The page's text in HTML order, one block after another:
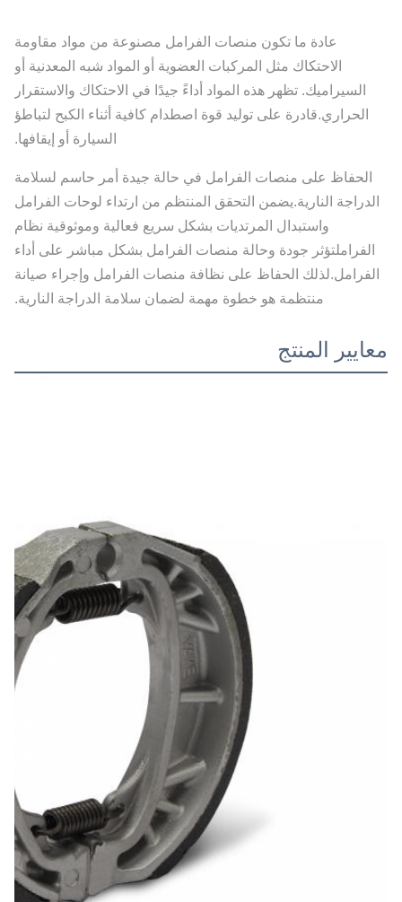
عادة ما تكون منصات الفرامل مصنوعة من مواد مقاومة
الاحتكاك مثل المركبات العضوية أو المواد شبه المعدنية أو
السيراميك. تظهر هذه المواد أداءً جيدًا في الاحتكاك والاستقرار
الحراري.قادرة على توليد قوة اصطدام كافية أثناء الكبح لتباطؤ
السيارة أو إيقافها.
الحفاظ على منصات الفرامل في حالة جيدة أمر حاسم لسلامة
الدراجة النارية.يضمن التحقق المنتظم من ارتداء لوحات الفرامل
واستبدال المرتديات بشكل سريع فعالية وموثوقية نظام
الفراملتؤثر جودة وحالة منصات الفرامل بشكل مباشر على أداء
الفرامل.لذلك الحفاظ على نظافة منصات الفرامل وإجراء صيانة
منتظمة هو خطوة مهمة لضمان سلامة الدراجة النارية.
معايير المنتج